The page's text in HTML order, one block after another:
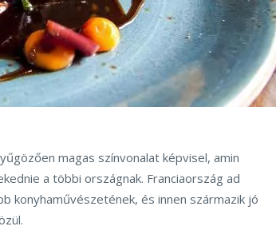
magas színvonalat képvisel, amin
a többi országnak. Franciaország ad
konyhaművészetének, és innen származik jó